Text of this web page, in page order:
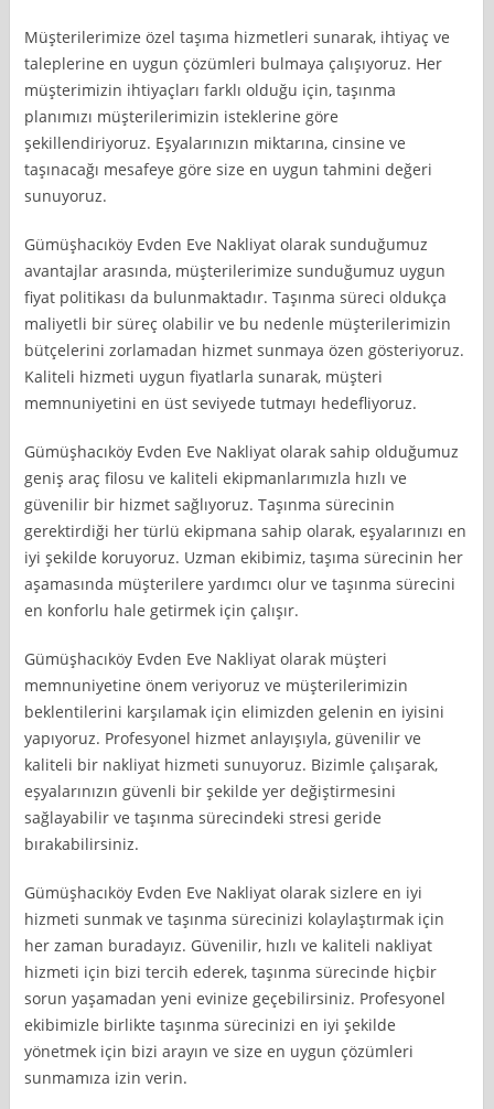
Müşterilerimize özel taşıma hizmetleri sunarak, ihtiyaç ve
taleplerine en uygun çözümleri bulmaya çalışıyoruz. Her
müşterimizin ihtiyaçları farklı olduğu için, taşınma
planımızı müşterilerimizin isteklerine göre
şekillendiriyoruz. Eşyalarınızın miktarına, cinsine ve
taşınacağı mesafeye göre size en uygun tahmini değeri
sunuyoruz.
Gümüşhacıköy Evden Eve Nakliyat olarak sunduğumuz
avantajlar arasında, müşterilerimize sunduğumuz uygun
fiyat politikası da bulunmaktadır. Taşınma süreci oldukça
maliyetli bir süreç olabilir ve bu nedenle müşterilerimizin
bütçelerini zorlamadan hizmet sunmaya özen gösteriyoruz.
Kaliteli hizmeti uygun fiyatlarla sunarak, müşteri
memnuniyetini en üst seviyede tutmayı hedefliyoruz.
Gümüşhacıköy Evden Eve Nakliyat olarak sahip olduğumuz
geniş araç filosu ve kaliteli ekipmanlarımızla hızlı ve
güvenilir bir hizmet sağlıyoruz. Taşınma sürecinin
gerektirdiği her türlü ekipmana sahip olarak, eşyalarınızı en
iyi şekilde koruyoruz. Uzman ekibimiz, taşıma sürecinin her
aşamasında müşterilere yardımcı olur ve taşınma sürecini
en konforlu hale getirmek için çalışır.
Gümüşhacıköy Evden Eve Nakliyat olarak müşteri
memnuniyetine önem veriyoruz ve müşterilerimizin
beklentilerini karşılamak için elimizden gelenin en iyisini
yapıyoruz. Profesyonel hizmet anlayışıyla, güvenilir ve
kaliteli bir nakliyat hizmeti sunuyoruz. Bizimle çalışarak,
eşyalarınızın güvenli bir şekilde yer değiştirmesini
sağlayabilir ve taşınma sürecindeki stresi geride
bırakabilirsiniz.
Gümüşhacıköy Evden Eve Nakliyat olarak sizlere en iyi
hizmeti sunmak ve taşınma sürecinizi kolaylaştırmak için
her zaman buradayız. Güvenilir, hızlı ve kaliteli nakliyat
hizmeti için bizi tercih ederek, taşınma sürecinde hiçbir
sorun yaşamadan yeni evinize geçebilirsiniz. Profesyonel
ekibimizle birlikte taşınma sürecinizi en iyi şekilde
yönetmek için bizi arayın ve size en uygun çözümleri
sunmamıza izin verin.